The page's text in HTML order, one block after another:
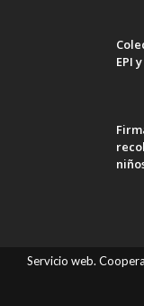
EPI
Servicio web.